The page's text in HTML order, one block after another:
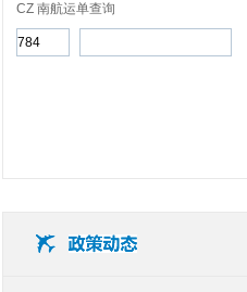
CZ 南航运单查询